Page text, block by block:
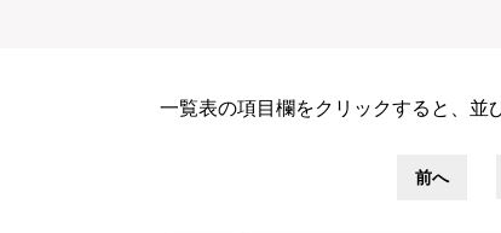
一覧表の項目欄をクリックすると、並
前へ